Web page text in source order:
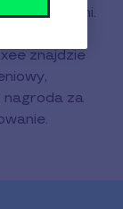
znajdzie
za